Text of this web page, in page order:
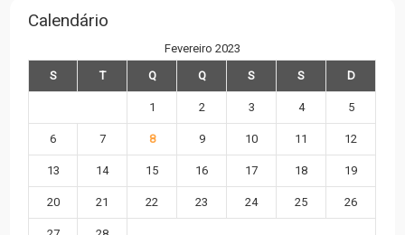
Calendário
Fevereiro 2023
S
T Q Q S S D
1 2 3 4 5
6 7 8 9 10 11 12
13 14 15 16 17 18 19
20 21 22 23 24 25 26